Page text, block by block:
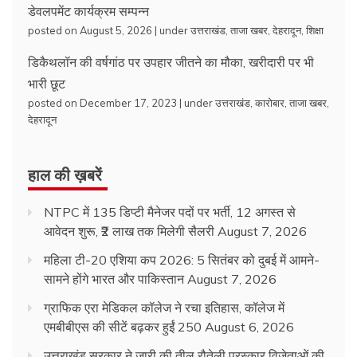
डेवलपमेंट कार्यक्रम सम्पन्न
posted on August 5, 2026 | underउत्तराखंड ताजा खबर देहरादून, शिक्षा
डिकैथलॉन की वर्षगांठ पर उपहार जीतने का मौका, खरीदारी पर भी
भारी छूट
posted on December 17, 2023 | underउत्तराखंड कारोबार ताजा खबर
देहरादून
हाल की ख़बरें
NTPC में 135 डिप्टी मैनेजर पदों पर भर्ती, 12 अगस्त से
आवेदन शुरू, ₹2 लाख तक मिलेगी सैलरी August 7, 2026
महिला टी-20 एशिया कप 2026: 5 सितंबर को दुबई में आमने-
सामने होंगे भारत और पाकिस्तान August 7, 2026
ग्राफिक एरा मेडिकल कॉलेज ने रचा इतिहास, कॉलेज में
एमबीबीएस की सीटें बढ़कर हुईं 250 August 6, 2026